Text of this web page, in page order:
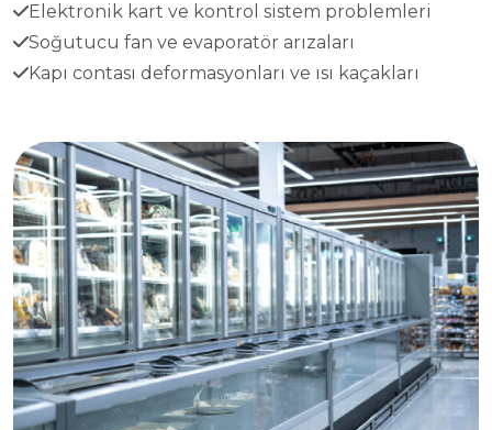
Elektronik kart ve kontrol sistem problemleri
Soğutucu fan ve evaporatör arızaları
Kapı contası deformasyonları ve ısı kaçakları